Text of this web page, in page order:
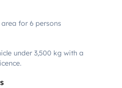
for 6 persons
under 3,500 kg with a